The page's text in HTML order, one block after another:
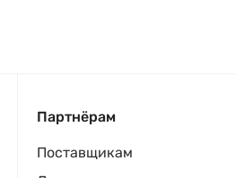
Партнёрам
Поставщикам